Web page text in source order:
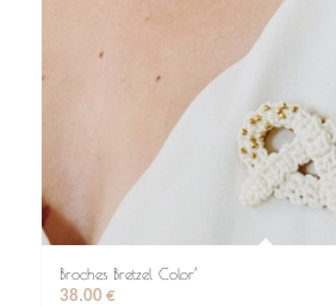
Broches Bretzel Color’
38.00 €